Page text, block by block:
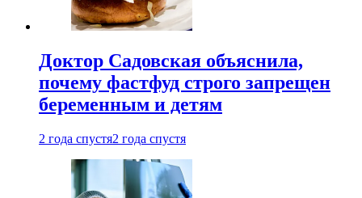
Доктор Садовская объяснила,
почему фастфуд строго запрещен
беременным и детям
2 года спустя2 года спустя